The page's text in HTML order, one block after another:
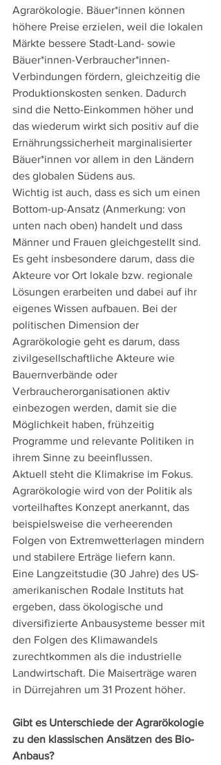
Agrarökologie. Bäuer*innen können
höhere Preise erzielen, weil die lokalen
Märkte bessere Stadt-Land- sowie
Bäuer*innen-Verbraucher*innen-
Verbindungen fördern, gleichzeitig die
Produktionskosten senken. Dadurch
sind die Netto-Einkommen höher und
das wiederum wirkt sich positiv auf die
Ernährungssicherheit marginalisierter
Bäuer*innen vor allem in den Ländern
des globalen Südens aus.
Wichtig ist auch, dass es sich um einen
Bottom-up-Ansatz (Anmerkung: von
unten nach oben) handelt und dass
Männer und Frauen gleichgestellt sind.
Es geht insbesondere darum, dass die
Akteure vor Ort lokale bzw. regionale
Lösungen erarbeiten und dabei auf ihr
eigenes Wissen aufbauen. Bei der
politischen Dimension der
Agrarökologie geht es darum, dass
zivilgesellschaftliche Akteure wie
Bauernverbände oder
Verbraucherorganisationen aktiv
einbezogen werden, damit sie die
Möglichkeit haben, frühzeitig
Programme und relevante Politiken in
ihrem Sinne zu beeinflussen.
Aktuell steht die Klimakrise im Fokus.
Agrarökologie wird von der Politik als
vorteilhaftes Konzept anerkannt, das
beispielsweise die verheerenden
Folgen von Extremwetterlagen mindern
und stabilere Erträge liefern kann.
Eine Langzeitstudie (30 Jahre) des US-
amerikanischen Rodale Instituts hat
ergeben, dass ökologische und
diversifizierte Anbausysteme besser mit
den Folgen des Klimawandels
zurechtkommen als die industrielle
Landwirtschaft. Die Maiserträge waren
in Dürrejahren um 31 Prozent höher.
Gibt es Unterschiede der Agrarökologie
zu den klassischen Ansätzen des Bio-
Anbaus?